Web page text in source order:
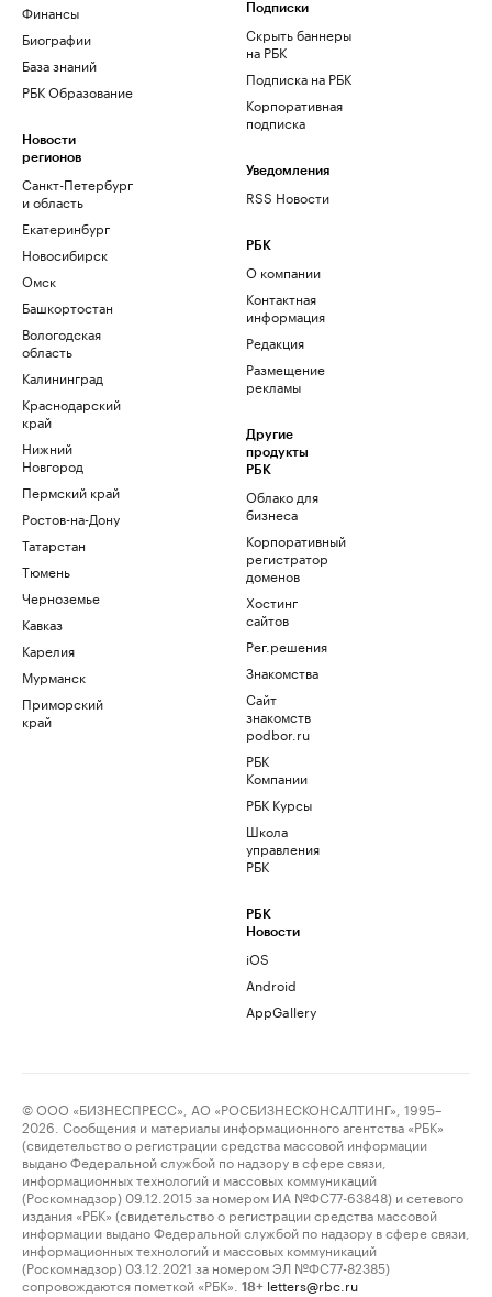
Финансы
Биографии
База знаний
РБК Образование
Новости
регионов
Санкт-Петербург
и область
Екатеринбург
Новосибирск
Омск
Башкортостан
Вологодская
область
Калининград
Краснодарский
край
Нижний
Новгород
Пермский край
Ростов-на-Дону
Татарстан
Тюмень
Черноземье
Кавказ
Карелия
Мурманск
Приморский
край
Подписки
Скрыть баннеры
на РБК
Подписка на РБК
Корпоративная
подписка
Уведомления
RSS Новости
РБК
О компании
Контактная
информация
Редакция
Размещение
рекламы
Другие
продукты
РБК
Облако для
бизнеса
Корпоративный
регистратор
доменов
Хостинг
сайтов
Рег.решения
Знакомства
Сайт
знакомств
podbor.ru
РБК
Компании
РБК Курсы
Школа
управления
РБК
РБК
Новости
iOS
Android
AppGallery
© ООО «БИЗНЕСПРЕСС», АО «РОСБИЗНЕСКОНСАЛТИНГ», 1995–
2026. Сообщения и материалы информационного агентства «РБК»
(свидетельство о регистрации средства массовой информации
выдано Федеральной службой по надзору в сфере связи,
информационных технологий и массовых коммуникаций
(Роскомнадзор) 09.12.2015 за номером ИА №ФС77-63848) и сетевого
издания «РБК» (свидетельство о регистрации средства массовой
информации выдано Федеральной службой по надзору в сфере связи,
информационных технологий и массовых коммуникаций
(Роскомнадзор) 03.12.2021 за номером ЭЛ №ФС77-82385)
сопровождаются пометкой «РБК».
18+ letters@rbc.ru